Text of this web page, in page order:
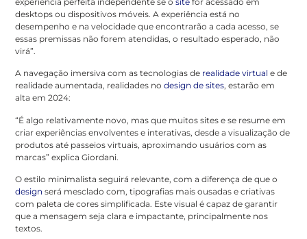
desktops ou dispositivos móveis. A experiência está no
desempenho e na velocidade que encontrarão a cada acesso, se
essas premissas não forem atendidas, o resultado esperado, não
virá”.
A navegação imersiva com as tecnologias de realidade virtual e de
realidade aumentada, realidades nodesign de sites, estarão em
alta em 2024:
“É algo relativamente novo, mas que muitos sites e se resume em
criar experiências envolventes e interativas, desde a visualização de
produtos até passeios virtuais, aproximando usuários com as
marcas” explica Giordani.
O estilo minimalista seguirá relevante, com a diferença de que o
design será mesclado com, tipografias mais ousadas e criativas
com paleta de cores simplificada. Este visual é capaz de garantir
que a mensagem seja clara e impactante, principalmente nos
textos.